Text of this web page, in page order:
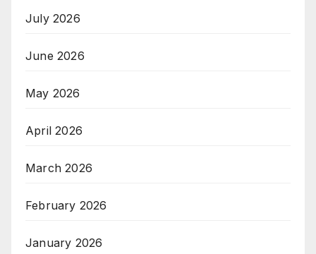
July 2026
June 2026
May 2026
April 2026
March 2026
February 2026
January 2026